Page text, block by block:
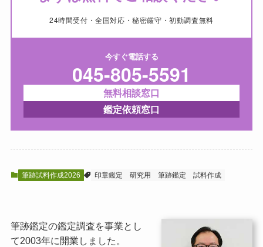
24時間受付・全国対応・秘密厳守・初動調査無料
今すぐ電話する
045-805-5591
無料相談窓口
鑑定依頼窓口
筆跡試料作成2026 印章鑑定 研究用 筆跡鑑定 試料作成
筆跡鑑定の鑑定調査を事業とし
て2003年に開業しました。